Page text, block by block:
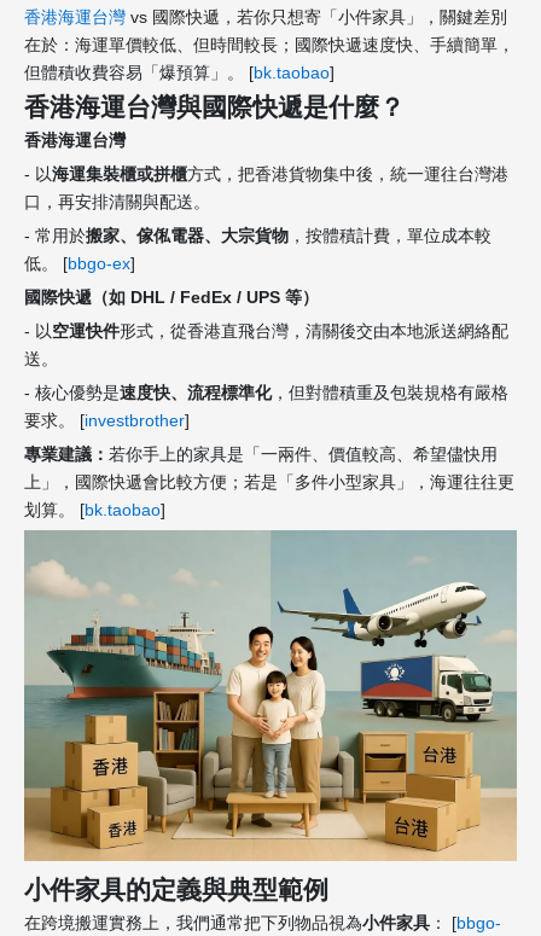
香港海運台灣 vs 國際快遞，若你只想寄「小件家具」，關鍵差別
在於：海運單價較低、但時間較長；國際快遞速度快、手續簡單，
但體積收費容易「爆預算」。 [bk.taobao]
香港海運台灣與國際快遞是什麼？
香港海運台灣
- 以海運集裝櫃或拼櫃方式，把香港貨物集中後，統一運往台灣港
口，再安排清關與配送。
- 常用於搬家、傢俬電器、大宗貨物 ，按體積計費，單位成本較
低。 [bbgo-ex]
國際快遞（如 DHL / FedEx / UPS 等）
- 以空運快件形式，從香港直飛台灣，清關後交由本地派送網絡配
送。
- 核心優勢是速度快、流程標準化，但對體積重及包裝規格有嚴格
要求。 [investbrother]
專業建議： 若你手上的家具是「一兩件、價值較高、希望儘快用
上」，國際快遞會比較方便；若是「多件小型家具」，海運往往更
划算。 [bk.taobao]
小件家具的定義與典型範例
在跨境搬運實務上，我們通常把下列物品視為小件家具 ： [bbgo-